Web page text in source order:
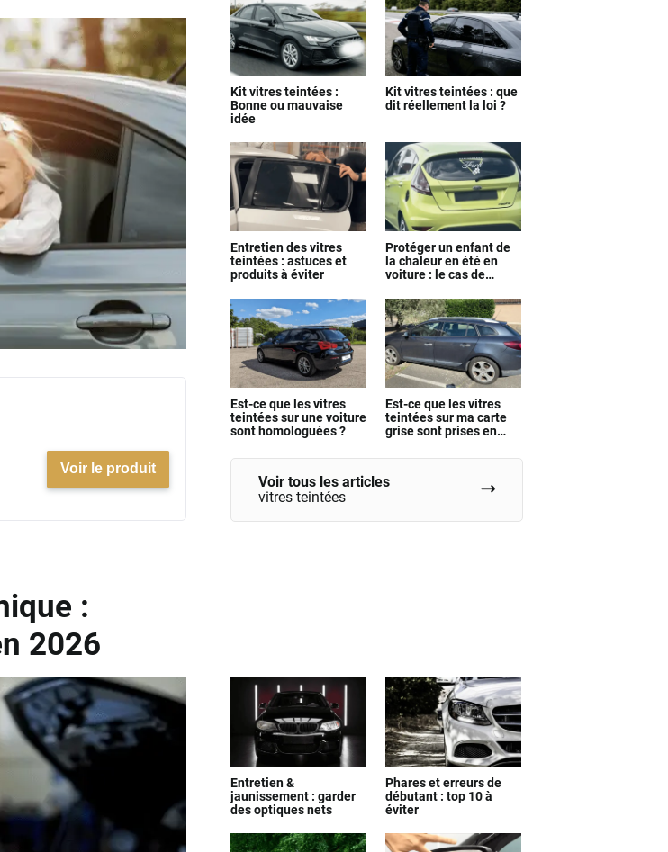
Voir le produit
Kit vitres teintées :
Bonne ou mauvaise
idée
Kit vitres teintées : que
dit réellement la loi ?
Entretien des vitres
teintées : astuces et
produits à éviter
Protéger un enfant de
la chaleur en été en
voiture : le cas de
Est-ce que les vitres
teintées sur une voiture
sont homologuées ?
Est-ce que les vitres
teintées sur ma carte
grise sont prises en
Voir tous les articles
vitres teintées
:
2026
Entretien &
jaunissement : garder
des optiques nets
Phares et erreurs de
débutant : top 10 à
éviter